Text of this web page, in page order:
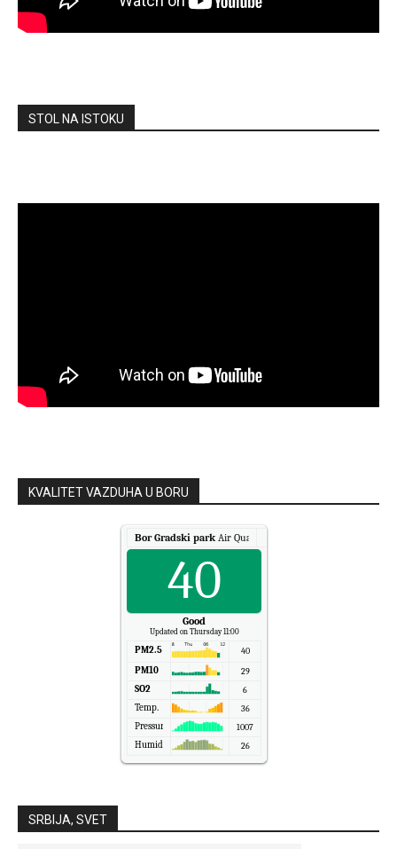
STOL NA ISTOKU
KVALITET VAZDUHA U BORU
Bor Gradski park Air Quality.
40
Good
Updated on Thursday 11:00
PM2.5 40
PM10 29
SO2 6
Temp. 36
Pressure 1007
Humidity 26
SRBIJA, SVET